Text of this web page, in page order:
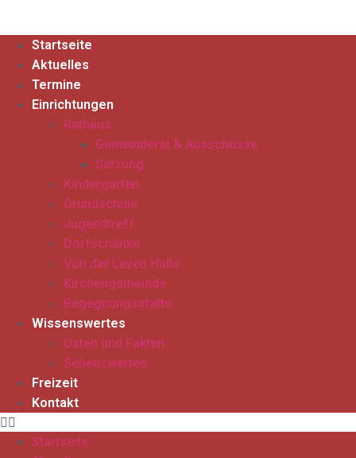
Startseite
Aktuelles
Termine
Einrichtungen
Rathaus
Gemeinderat & Ausschüsse
Satzung
Kindergarten
Grundschule
Jugendtreff
Dorfschänke
Von der Leyen Halle
Kirchengemeinde
Begegnungsstätte
Wissenswertes
Daten und Fakten
Sehenswertes
Freizeit
Kontakt
Startseite